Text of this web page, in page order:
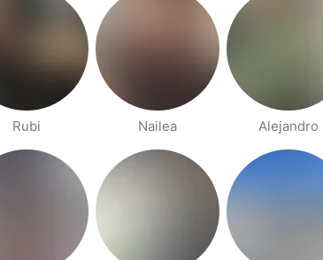
Rubi Nailea Alejandro